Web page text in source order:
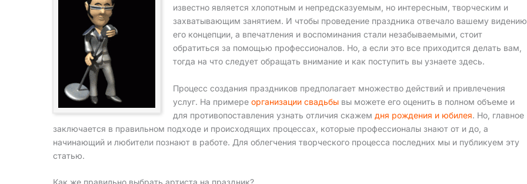
известно является хлопотным и непредсказуемым, но интересным, творческим и
захватывающим занятием. И чтобы проведение праздника отвечало вашему видению
его концепции, а впечатления и воспоминания стали незабываемыми, стоит
обратиться за помощью профессионалов. Но, а если это все приходится делать вам,
тогда на что следует обращать внимание и как поступить вы узнаете здесь.
Процесс создания праздников предполагает множество действий и привлечения
услуг. На примере организации свадьбы вы можете его оценить в полном объеме и
для противопоставления узнать отличия скажем дня рождения и юбилея. Но, главное
заключается в правильном подходе и происходящих процессах, которые профессионалы знают от и до, а
начинающий и любители познают в работе. Для облегчения творческого процесса последних мы и публикуем эту
статью.